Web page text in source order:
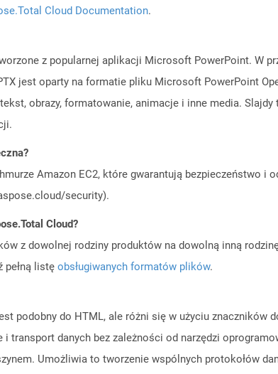
Cloud Documentation.
z popularnej aplikacji Microsoft PowerPoint. W
jest oparty na formatie pliku Microsoft PowerPoint
obrazy, formatowanie, animacje i inne media.
Amazon EC2, które gwarantują bezpieczeństwo i
security).
Cloud?
z dowolnej rodziny produktów na dowolną inną rodzinę
pełną listę obsługiwanych formatów plików.
podobny do HTML, ale różni się w użyciu znaczników
transport danych bez zależności od narzędzi
Umożliwia to tworzenie wspólnych protokołów